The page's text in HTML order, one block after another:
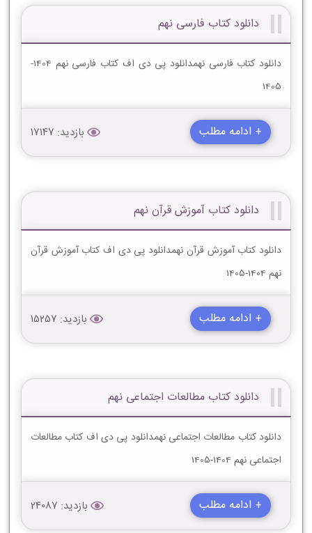
دانلود کتاب فارسی نهم
دانلود کتاب فارسی نهمدانلود پی دی اف کتاب فارسی نهم 1404-
1405
+ ادامه مطلب بازدید: 17147
دانلود کتاب آموزش قرآن نهم
دانلود کتاب آموزش قرآن نهمدانلود پی دی اف کتاب آموزش قرآن
نهم 1404-1405
+ ادامه مطلب بازدید: 15257
دانلود کتاب مطالعات اجتماعی نهم
دانلود کتاب مطالعات اجتماعی نهمدانلود پی دی اف کتاب مطالعات
اجتماعی نهم 1404-1405
+ ادامه مطلب بازدید: 24087